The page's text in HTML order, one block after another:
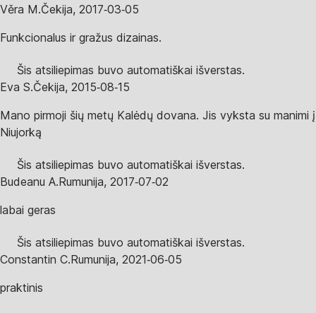
Věra M.Čekija, 2017‑03‑05
Funkcionalus ir gražus dizainas.
Šis atsiliepimas buvo automatiškai išverstas.
Eva S.Čekija, 2015‑08‑15
Mano pirmoji šių metų Kalėdų dovana. Jis vyksta su manimi į
Niujorką
Šis atsiliepimas buvo automatiškai išverstas.
Budeanu A.Rumunija, 2017‑07‑02
labai geras
Šis atsiliepimas buvo automatiškai išverstas.
Constantin C.Rumunija, 2021‑06‑05
praktinis